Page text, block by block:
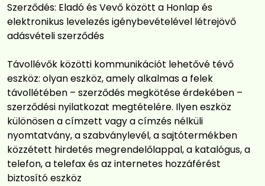
Szerződés: Eladó és Vevő között a Honlap és
elektronikus levelezés igénybevételével létrejövő
adásvételi szerződés
Távollévők közötti kommunikációt lehetővé tévő
eszköz: olyan eszköz, amely alkalmas a felek
távollétében – szerződés megkötése érdekében –
szerződési nyilatkozat megtételére. Ilyen eszköz
különösen a címzett vagy a címzés nélküli
nyomtatvány, a szabványlevél, a sajtótermékben
közzétett hirdetés megrendelőlappal, a katalógus, a
telefon, a telefax és az internetes hozzáférést
biztosító eszköz